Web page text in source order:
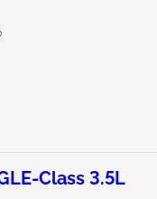
Class 3.5L